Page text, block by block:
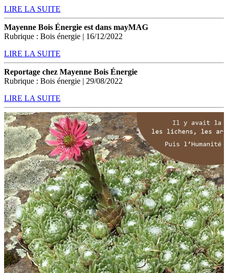
LIRE LA SUITE
Mayenne Bois Énergie est dans mayMAG
Rubrique : Bois énergie | 16/12/2022
LIRE LA SUITE
Reportage chez Mayenne Bois Énergie
Rubrique : Bois énergie | 29/08/2022
LIRE LA SUITE